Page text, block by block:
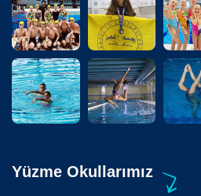
Yüzme Okullarımız